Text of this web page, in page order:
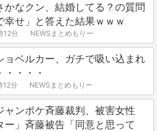
かなクン、結婚してる？の質問
幸せ」と答えた結果ｗｗｗ
12分 NEWSまとめもりー
ョベルカー、ガチで吸い込まれ
・・・
12分 NEWSまとめもりー
ャンポケ斉藤裁判、被害女性
ー」斉藤被告「同意と思って